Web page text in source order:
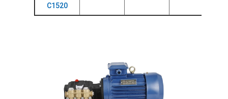
C1520